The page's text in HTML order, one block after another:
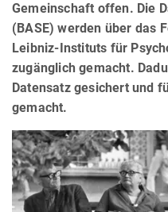
Gemeinschaft offen. Die
(BASE) werden über das
Leibniz-Instituts für
zugänglich gemacht.
Datensatz gesichert und
gemacht.